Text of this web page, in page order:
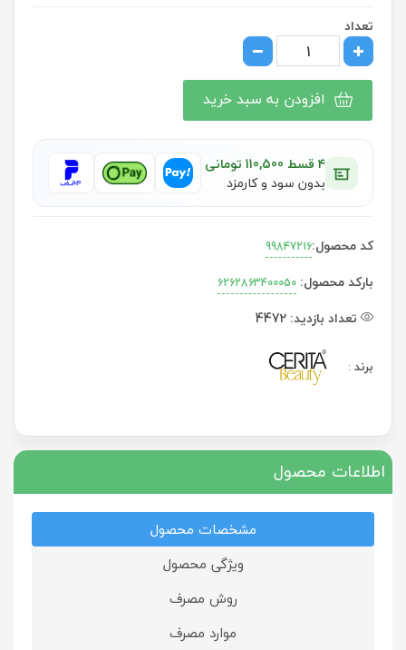
تعداد
افزودن به سبد خرید
۴ قسط 110,500 تومانی
بدون سود و کارمزد
برند:
کد محصول:99847216
بارکد محصول: 6262863400050
تعداد بازدید: 4472
اطلاعات محصول
مشخصات محصول
ویژگی محصول
روش مصرف
موارد مصرف